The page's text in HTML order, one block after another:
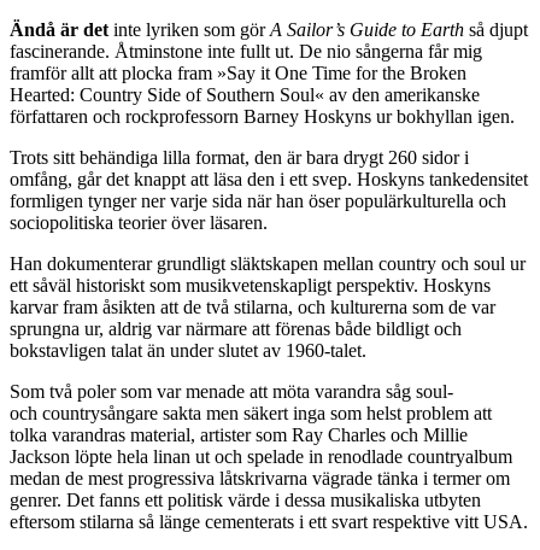
Ändå är det inte lyriken som görA Sailor’s Guide to Earth så djupt
fascinerande. Åtminstone inte fullt ut. De nio sångerna får mig
framför allt att plocka fram »Say it One Time for the Broken
Hearted: Country Side of Southern Soul« av den amerikanske
författaren och rockprofessorn Barney Hoskyns ur bokhyllan igen.
Trots sitt behändiga lilla format, den är bara drygt 260 sidor i
omfång, går det knappt att läsa den i ett svep. Hoskyns tankedensitet
formligen tynger ner varje sida när han öser populärkulturella och
sociopolitiska teorier över läsaren.
Han dokumenterar grundligt släktskapen mellan country och soul ur
ett såväl historiskt som musikvetenskapligt perspektiv. Hoskyns
karvar fram åsikten att de två stilarna, och kulturerna som de var
sprungna ur, aldrig var närmare att förenas både bildligt och
bokstavligen talat än under slutet av 1960-talet.
Som två poler som var menade att möta varandra såg soul-
och countrysångare sakta men säkert inga som helst problem att
tolka varandras material, artister som Ray Charles och Millie
Jackson löpte hela linan ut och spelade in renodlade countryalbum
medan de mest progressiva låtskrivarna vägrade tänka i termer om
genrer. Det fanns ett politisk värde i dessa musikaliska utbyten
eftersom stilarna så länge cementerats i ett svart respektive vitt USA.